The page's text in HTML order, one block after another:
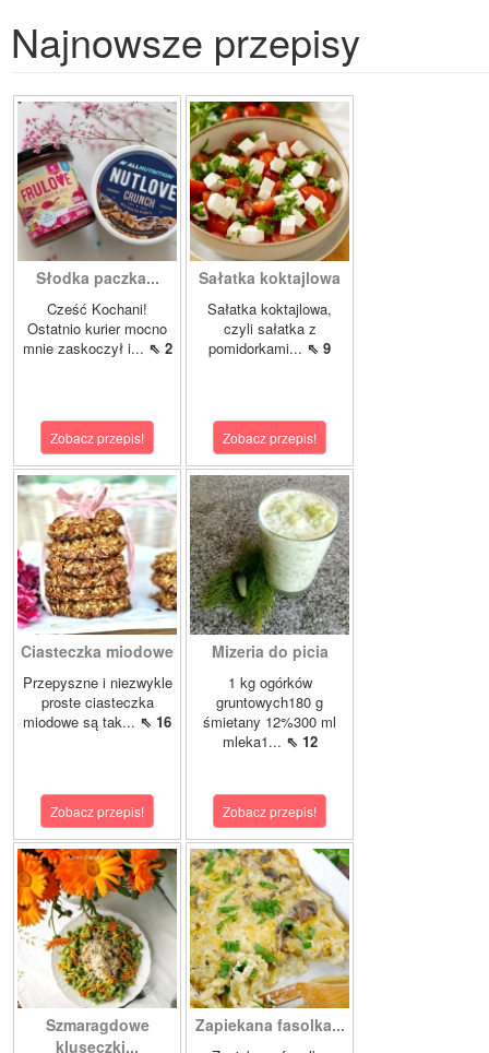
Najnowsze przepisy
Słodka paczka...
Cześć Kochani!
Ostatnio kurier mocno
mnie zaskoczył i... ⇖ 2
Zobacz przepis!
Sałatka koktajlowa
Sałatka koktajlowa,
czyli sałatka z
pomidorkami... ⇖ 9
Zobacz przepis!
Ciasteczka miodowe
Przepyszne i niezwykle
proste ciasteczka
miodowe są tak... ⇖ 16
Zobacz przepis!
Mizeria do picia
1 kg ogórków
gruntowych180 g
śmietany 12%300 ml
mleka1... ⇖ 12
Zobacz przepis!
Szmaragdowe
kluseczki...
Zapiekana fasolka...